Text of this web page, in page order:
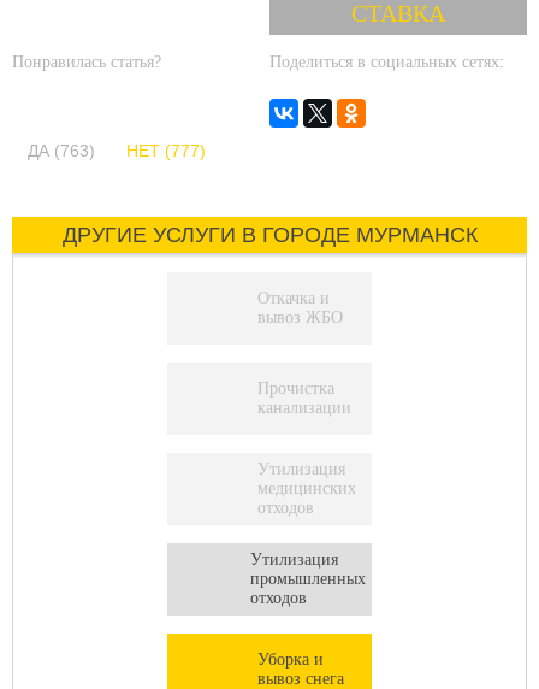
Понравилась статья?
ДА (763) НЕТ (777)
Поделиться в социальных сетях:
ДРУГИЕ УСЛУГИ В ГОРОДЕ МУРМАНСК
Откачка и
вывоз ЖБО
Прочистка
канализации
Утилизация
медицинских
отходов
Утилизация
промышленных
отходов
Уборка и
вывоз снега